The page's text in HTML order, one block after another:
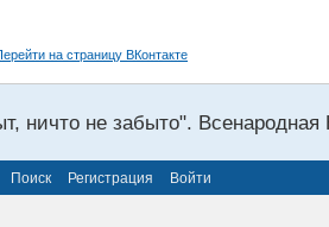
ничто не забыто".
Поиск Регистрация Войти